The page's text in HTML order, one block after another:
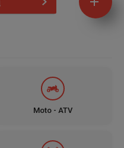
Moto - ATV